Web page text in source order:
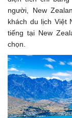
người, New
khách du lịch Việt
tiếng tại New
chọn.